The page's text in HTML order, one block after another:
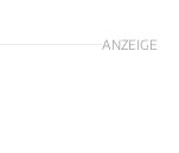
ANZEIGE